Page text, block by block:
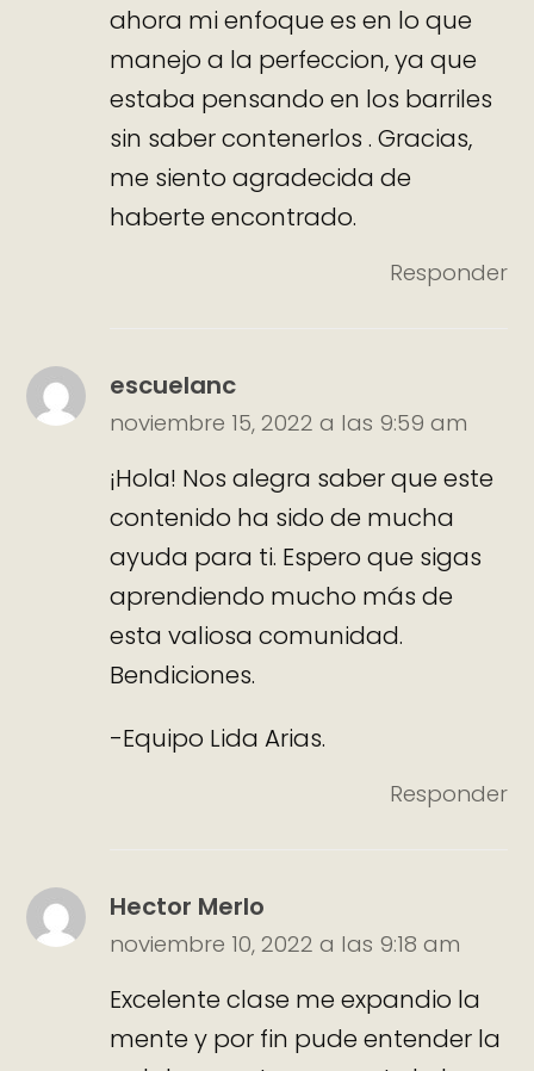
ahora mi enfoque es en lo que
manejo a la perfeccion, ya que
estaba pensando en los barriles
sin saber contenerlos . Gracias,
me siento agradecida de
haberte encontrado.
Responder
escuelanc
noviembre 15, 2022 a las 9:59 am
¡Hola! Nos alegra saber que este
contenido ha sido de mucha
ayuda para ti. Espero que sigas
aprendiendo mucho más de
esta valiosa comunidad.
Bendiciones.
-Equipo Lida Arias.
Responder
Hector Merlo
noviembre 10, 2022 a las 9:18 am
Excelente clase me expandio la
mente y por fin pude entender la